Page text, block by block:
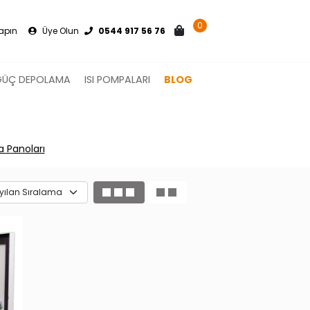
Üye Olun 0544 917 56 76 0
DEPOLAMA ISI POMPALARI BLOG